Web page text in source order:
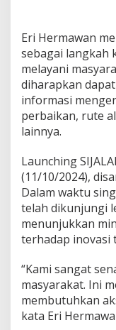
Eri Hermawan
sebagai langkah
melayani
diharapkan
informasi
perbaikan, rute
lainnya.
Launching
(11/10/2024),
Dalam waktu
telah dikunjungi
menunjukkan
terhadap inovasi
“Kami sangat
masyarakat. Ini
membutuhkan
kata Eri